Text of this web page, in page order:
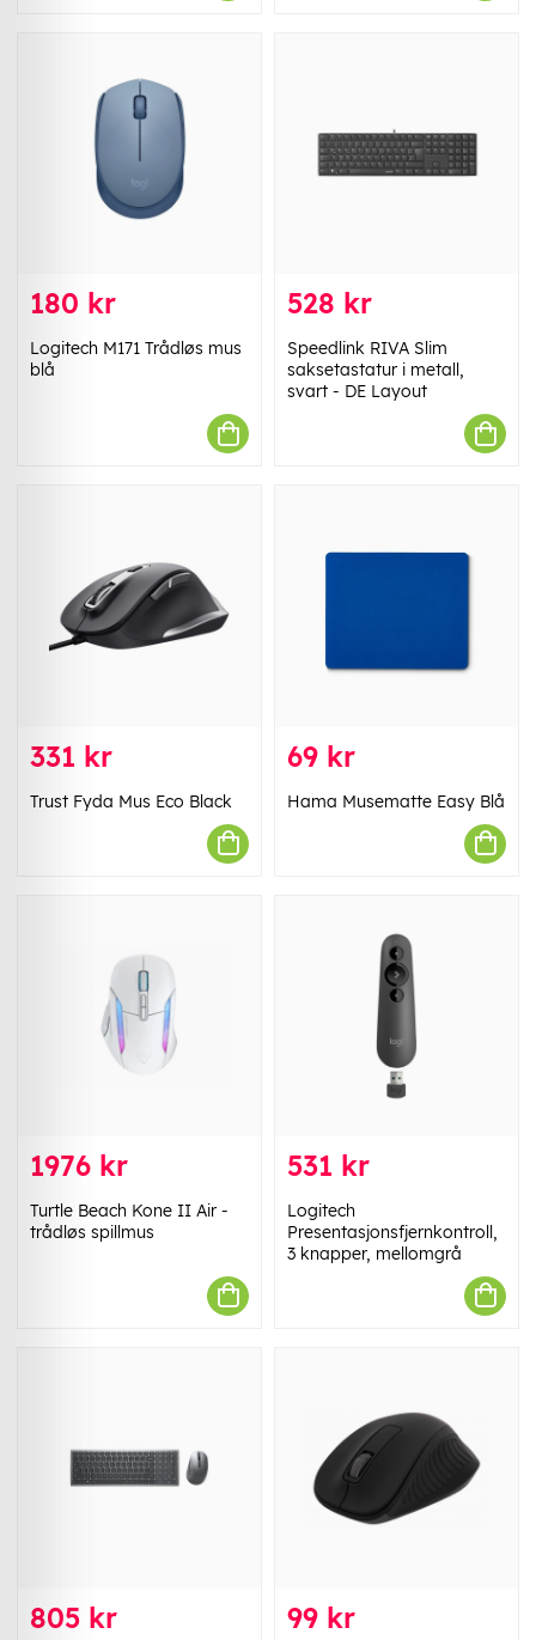
180 kr
Logitech M171 Trådløs mus
blå
528 kr
Speedlink RIVA Slim
saksetastatur i metall,
svart - DE Layout
331 kr
Trust Fyda Mus Eco Black
69 kr
Hama Musematte Easy Blå
1976 kr
Turtle Beach Kone II Air -
trådløs spillmus
531 kr
Logitech
Presentasjonsfjernkontroll,
3 knapper, mellomgrå
805 kr 99 kr